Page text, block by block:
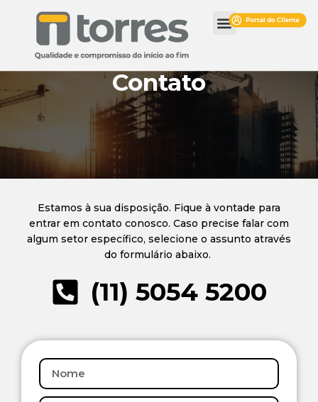
Contato
Estamos à sua disposição. Fique à vontade para
entrar em contato conosco. Caso precise falar com
algum setor específico, selecione o assunto através
do formulário abaixo.
(11) 5054 5200